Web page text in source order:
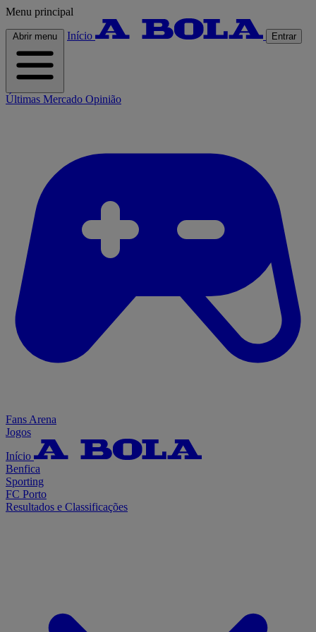
Menu principal
Abrir menu Início Entrar
Últimas Mercado Opinião
Fans Arena
Jogos
Início
Benfica
Sporting
FC Porto
Resultados e Classificações